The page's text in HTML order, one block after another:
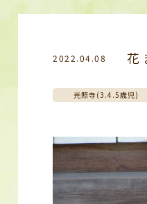
2022.04.08 花
光照寺(3.4.5歳児)